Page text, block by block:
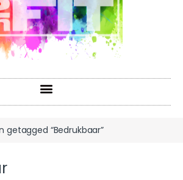
getagged “Bedrukbaar”